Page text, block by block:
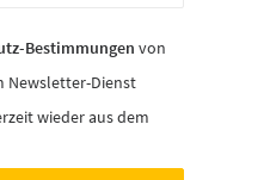
Bestimmungen von
Newsletter-Dienst
wieder aus dem